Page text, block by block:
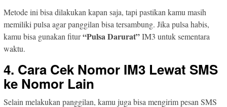
Metode ini bisa dilakukan kapan saja, tapi pastikan kamu masih
memiliki pulsa agar panggilan bisa tersambung. Jika pulsa habis,
kamu bisa gunakan fitur“Pulsa Darurat”IM3 untuk sementara
waktu.
4. Cara Cek Nomor IM3 Lewat SMS
ke Nomor Lain
Selain melakukan panggilan, kamu juga bisa mengirim pesan SMS